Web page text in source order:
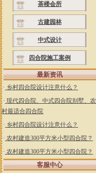
茶楼会所
古建园林
中式设计
四合院施工案例
最新资讯
· 乡村四合院设计注意什么？
· 现代四合院、中式四合院别墅、农
村最适合四合院
· 乡村四合院设计注意什么？
· 农村建造300平方米小型四合院？
· 农村建造300平方米小型四合院？
客服中心